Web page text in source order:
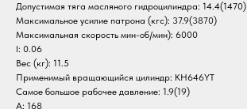
Допустимая тяга масляного гидроцилиндра: 14.4(1470)
Максимальное усилие патрона (кгс): 37.9(3870)
Максимальная скорость мин-об/мин): 6000
I: 0.06
Вес (кг): 11.5
Применимый вращающийся цилиндр: KH646YT
Самое большое рабочее давление: 1.9(19)
A: 168